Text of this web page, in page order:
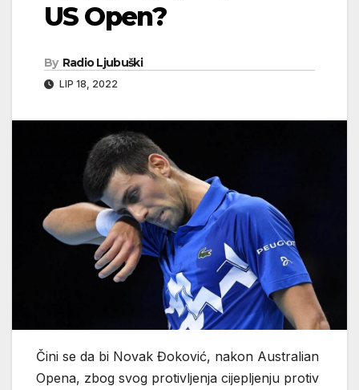
US Open?
By Radio Ljubuški
LIP 18, 2022
Čini se da bi Novak Đoković, nakon Australian
Opena, zbog svog protivljenja cijepljenju protiv